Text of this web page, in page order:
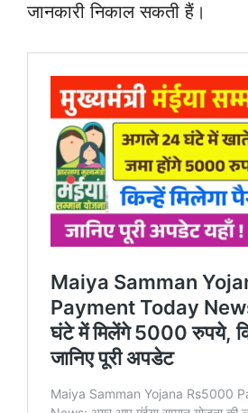
जानकारी निकाल सकती हैं।